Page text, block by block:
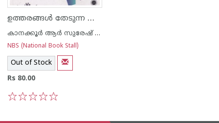
ഉത്തരങ്ങൾ തേടുന്ന കുട്ടികൾ
കാനക്കൂര്‍ ആര്‍ സുരേഷ് കുമാര്‍
NBS (National Book Stall)
Out of Stock
Rs 80.00